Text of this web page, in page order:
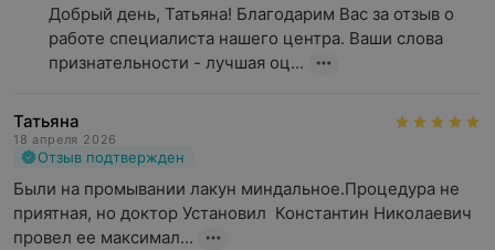
Добрый день, Татьяна! Благодарим Вас за отзыв о
работе специалиста нашего центра. Ваши слова
признательности - лучшая оц...
Татьяна
18 апреля 2026
Отзыв подтвержден
Были на промывании лакун миндальное.Процедура не
приятная, но доктор Установил  Константин Николаевич
провел ее максимал...